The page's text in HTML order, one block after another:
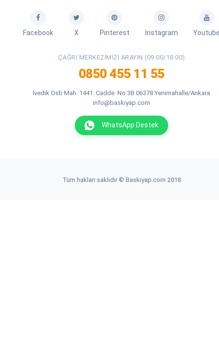
Facebook X Pinterest Instagram
ÇAĞRI MERKEZIMIZI ARAYIN (09:00/18:00)
0850 455 11 55
İvedik Osb Mah. 1441. Cadde. No:3B 06378 Yenimahalle/Ankara
info@baskiyap.com
WhatsApp Destek
Tüm hakları saklıdır © Baskiyap.com 2018